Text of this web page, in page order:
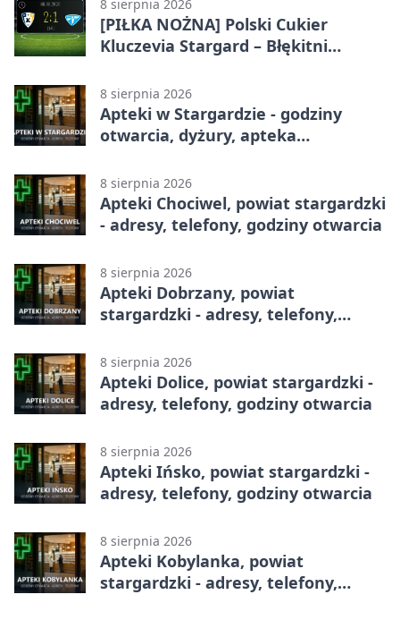
8 sierpnia 2026
[PIŁKA NOŻNA] Polski Cukier
Kluczevia Stargard – Błękitni
Lidze Grupa 2 (Grupa II)
8 sierpnia 2026
Apteki w Stargardzie - godziny
otwarcia, dyżury, apteka
8 sierpnia 2026
Apteki Chociwel, powiat stargardzki
- adresy, telefony, godziny otwarcia
8 sierpnia 2026
Apteki Dobrzany, powiat
stargardzki - adresy, telefony,
8 sierpnia 2026
Apteki Dolice, powiat stargardzki -
adresy, telefony, godziny otwarcia
8 sierpnia 2026
Apteki Ińsko, powiat stargardzki -
adresy, telefony, godziny otwarcia
8 sierpnia 2026
Apteki Kobylanka, powiat
stargardzki - adresy, telefony,